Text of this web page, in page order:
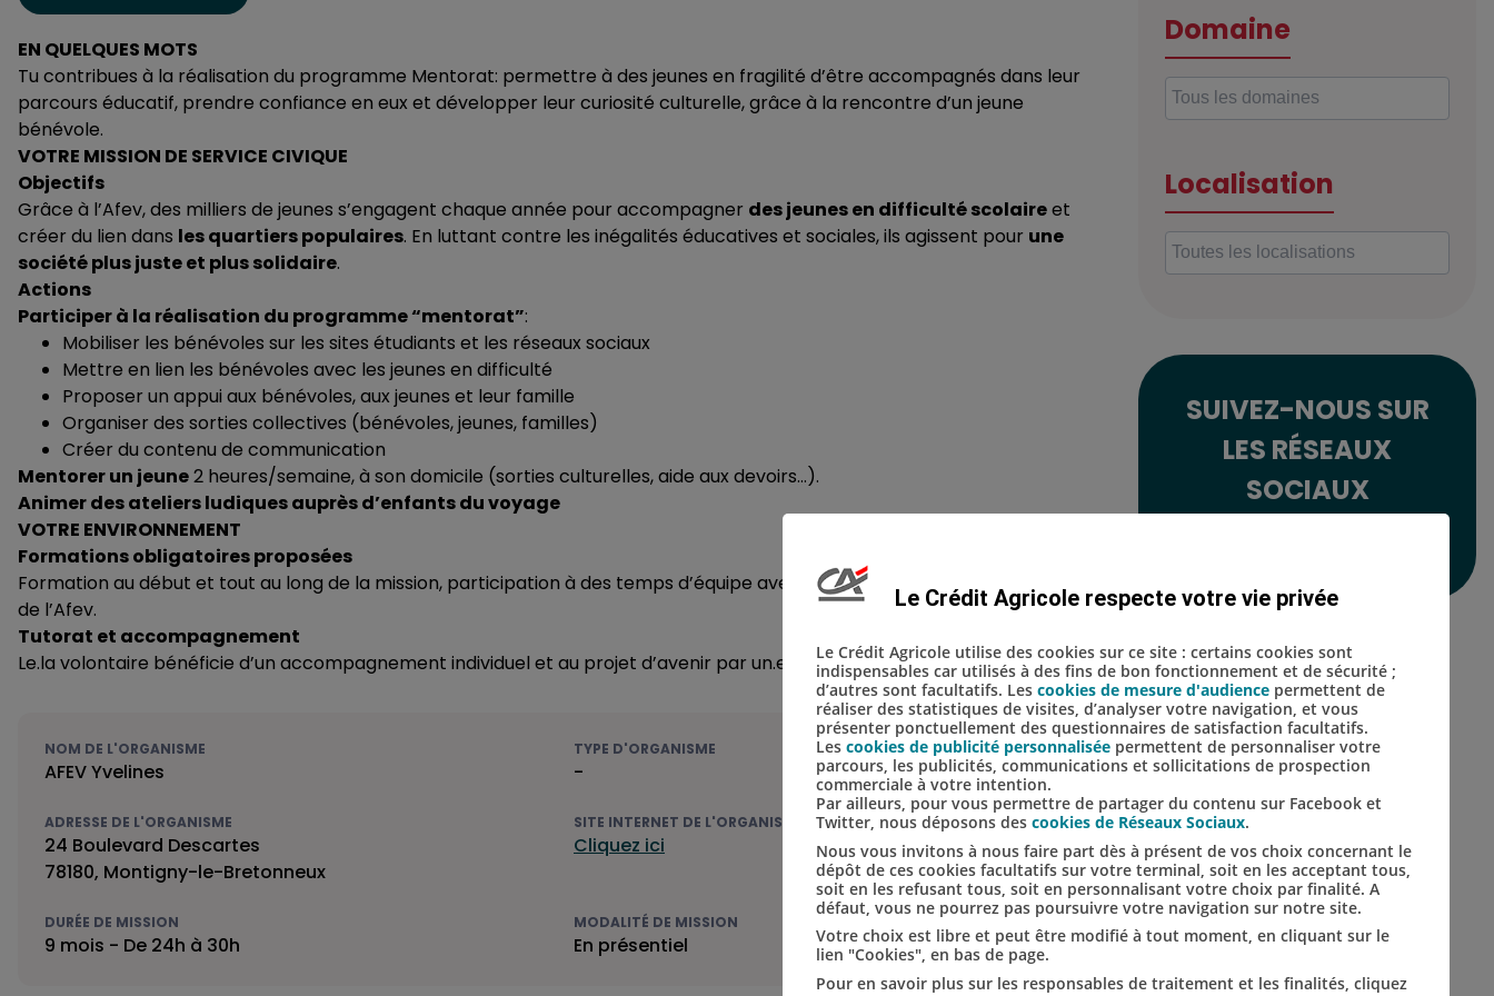
EN QUELQUES MOTS
Tu contribues à la réalisation du programme Mentorat: permettre à des jeunes en fragilité d’être accompagnés dans leur
parcours éducatif, prendre confiance en eux et développer leur curiosité culturelle, grâce à la rencontre d’un jeune
bénévole.
VOTRE MISSION DE SERVICE CIVIQUE
Objectifs
Grâce à l’Afev, des milliers de jeunes s’engagent chaque année pour accompagner des jeunes en difficulté scolaireet
créer du lien dans les quartiers populaires. En luttant contre les inégalités éducatives et sociales, ils agissent pour une
société plus juste et plus solidaire.
Actions
Participer à la réalisation du programme “mentorat”:
Mobiliser les bénévoles sur les sites étudiants et les réseaux sociaux
Mettre en lien les bénévoles avec les jeunes en difficulté
Proposer un appui aux bénévoles, aux jeunes et leur famille
Organiser des sorties collectives (bénévoles, jeunes, familles)
Créer du contenu de communication
Mentorer un jeune2 heures/semaine, à son domicile (sorties culturelles, aide aux devoirs…).
Animer des ateliers ludiques auprès d’enfants du voyage
VOTRE ENVIRONNEMENT
Formations obligatoires proposées
Formation au début et tout au long de la mission, participation à des temps d’équipe avec les autres volontaires et salariés
de l’Afev.
Tutorat et accompagnement
Le.la volontaire bénéficie d’un accompagnement individuel et au projet d’avenir par un.e salarié.e de l’Afev.
NOM DE L'ORGANISME
AFEV Yvelines
TYPE D'ORGANISME
-
ADRESSE DE L'ORGANISME
24 Boulevard Descartes
78180, Montigny-le-Bretonneux
SITE INTERNET DE L'ORGANISME
Cliquez ici
DURÉE DE MISSION
9 mois - De 24h à 30h
MODALITÉ DE MISSION
En présentiel
Domaine
Localisation
SUIVEZ-NOUS SUR
LES RÉSEAUX
SOCIAUX
Lien vers le compte
Lien vers le
Le Crédit Agricole respecte votre vie privée
Le Crédit Agricole utilise des cookies sur ce site : certains cookies sont
indispensables car utilisés à des fins de bon fonctionnement et de sécurité ;
d’autres sont facultatifs. Les cookies de mesure d'audience permettent de
réaliser des statistiques de visites, d’analyser votre navigation, et vous
présenter ponctuellement des questionnaires de satisfaction facultatifs.
Les cookies de publicité personnalisée permettent de personnaliser votre
parcours, les publicités, communications et sollicitations de prospection
commerciale à votre intention.
Par ailleurs, pour vous permettre de partager du contenu sur Facebook et
Twitter, nous déposons des cookies de Réseaux Sociaux.
Nous vous invitons à nous faire part dès à présent de vos choix concernant le
dépôt de ces cookies facultatifs sur votre terminal, soit en les acceptant tous,
soit en les refusant tous, soit en personnalisant votre choix par finalité. A
défaut, vous ne pourrez pas poursuivre votre navigation sur notre site.
Votre choix est libre et peut être modifié à tout moment, en cliquant sur le
lien "Cookies", en bas de page.
Pour en savoir plus sur les responsables de traitement et les finalités, cliquez